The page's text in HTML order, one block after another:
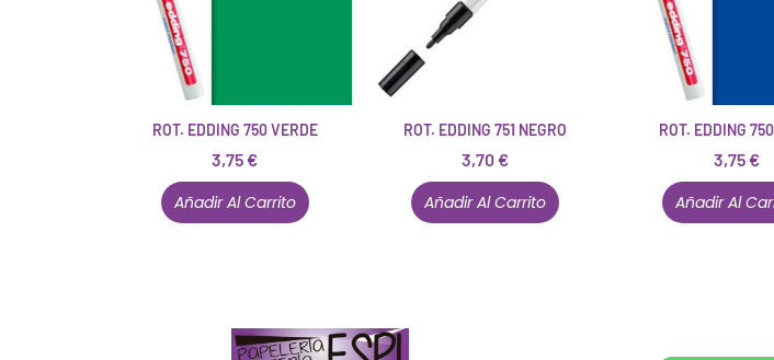
ROT. EDDING 750 VERDE
3,75 €
Añadir Al Carrito
ROT. EDDING 751 NEGRO
3,70 €
Añadir Al Carrito
ROT. EDDING
3,75 €
Añadir Al